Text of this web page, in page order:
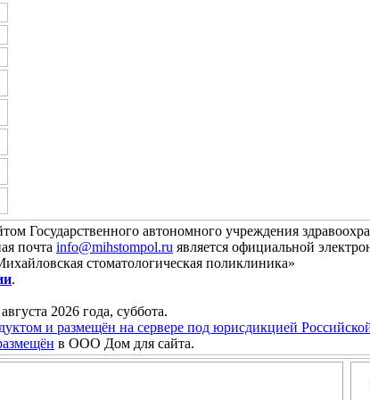
Государственного автономного учреждения
почта info@mihstompol.ru является официальной
стоматологическая поликлиника»
.
2026 года, суббота.
и размещён на сервере под юрисдикцией
в ООО Дом для сайта.